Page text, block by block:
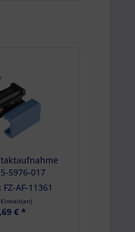
5976-017
FZ-AF-11361
€ *